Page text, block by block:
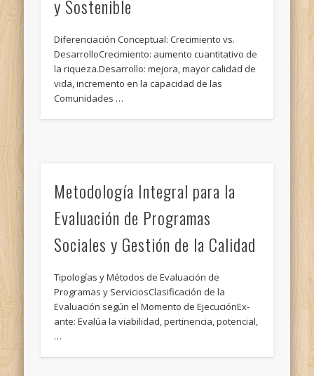
y Sostenible
Diferenciación Conceptual: Crecimiento vs.
DesarrolloCrecimiento: aumento cuantitativo de
la riqueza.Desarrollo: mejora, mayor calidad de
vida, incremento en la capacidad de las
Comunidades …
Metodología Integral para la
Evaluación de Programas
Sociales y Gestión de la Calidad
Tipologías y Métodos de Evaluación de
Programas y ServiciosClasificación de la
Evaluación según el Momento de EjecuciónEx-
ante: Evalúa la viabilidad, pertinencia, potencial,
…